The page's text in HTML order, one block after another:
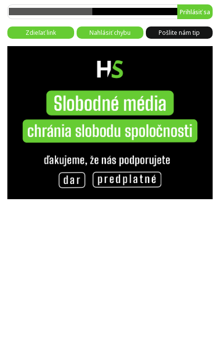
Prihlásiť sa
Zdieľať link Nahlásiť chybu Pošlite nám tip